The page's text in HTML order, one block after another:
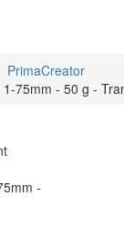
PrimaCreator
1-75mm - 50 g -